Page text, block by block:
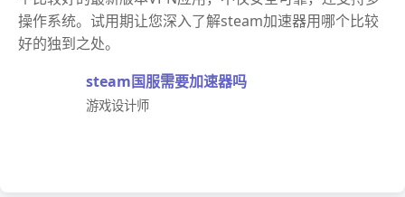
操作系统。试用期让您深入了解steam加速器用哪个比较
好的独到之处。
steam国服需要加速器吗
游戏设计师